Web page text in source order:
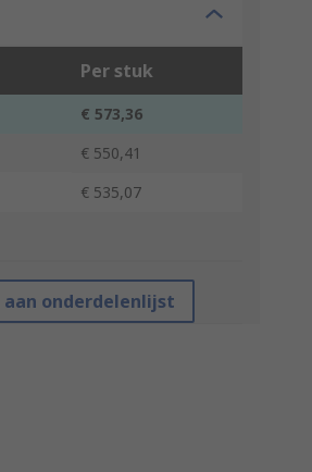
Per stuk
€ 573,36
€ 550,41
€ 535,07
aan onderdelenlijst